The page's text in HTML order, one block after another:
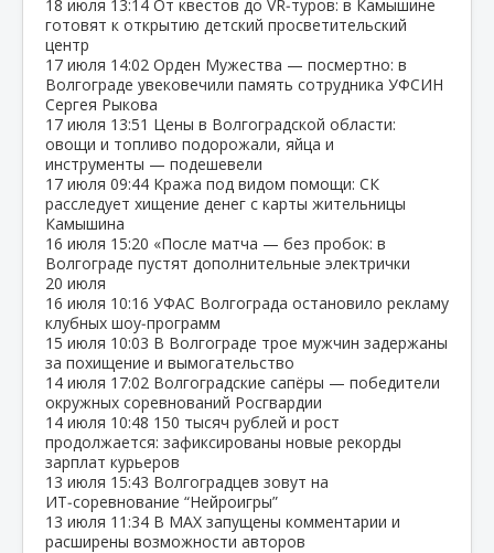
18 июля 13:14 От квестов до VR‑туров: в Камышине
готовят к открытию детский просветительский
центр
17 июля 14:02 Орден Мужества — посмертно: в
Волгограде увековечили память сотрудника УФСИН
Сергея Рыкова
17 июля 13:51 Цены в Волгоградской области:
овощи и топливо подорожали, яйца и
инструменты — подешевели
17 июля 09:44 Кража под видом помощи: СК
расследует хищение денег с карты жительницы
Камышина
16 июля 15:20 «После матча — без пробок: в
Волгограде пустят дополнительные электрички
20 июля
16 июля 10:16 УФАС Волгограда остановило рекламу
клубных шоу‑программ
15 июля 10:03 В Волгограде трое мужчин задержаны
за похищение и вымогательство
14 июля 17:02 Волгоградские сапёры — победители
окружных соревнований Росгвардии
14 июля 10:48 150 тысяч рублей и рост
продолжается: зафиксированы новые рекорды
зарплат курьеров
13 июля 15:43 Волгоградцев зовут на
ИТ‑соревнование “Нейроигры”
13 июля 11:34 В МАХ запущены комментарии и
расширены возможности авторов